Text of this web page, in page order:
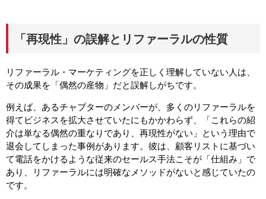
「再現性」の誤解とリファーラルの性質
リファーラル・マーケティングを正しく理解していない人は、
その成果を「偶然の産物」だと誤解しがちです。
例えば、あるチャプターのメンバーが、多くのリファーラルを
得てビジネスを拡大させていたにもかかわらず、「これらの紹
介は単なる偶然の重なりであり、再現性がない」という理由で
退会してしまった事例があります。彼は、顧客リストに基づい
て電話をかけるような従来のセールス手法こそが「仕組み」で
あり、リファーラルには明確なメソッドがないと感じていたの
です。